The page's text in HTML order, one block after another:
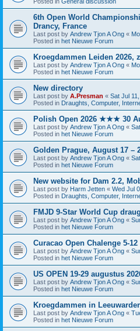
Posted in General discussion
6th Open World
Drancy, France
Last post by Andrew Tjon A Ong «
Posted in het Nieuwe Forum
Kroegdammen Leiden 2026,
Last post by Andrew Tjon A Ong «
Posted in het Nieuwe Forum
New directory
Last post by A.Presman « Sat Jul
Posted in Draughts, Computer,
Polish Open 2026 ★★★ 30
Last post by Andrew Tjon A Ong «
Posted in het Nieuwe Forum
Golden Prague, August 17 –
Last post by Andrew Tjon A Ong «
Posted in het Nieuwe Forum
New website for Dam 2.2,
Last post by Harm Jetten « Wed Jul
Posted in Draughts, Computer,
FMJD 9-Star World Cup
Last post by Andrew Tjon A Ong «
Posted in het Nieuwe Forum
Curacao Open Chalenge 5-
Last post by Andrew Tjon A Ong «
Posted in het Nieuwe Forum
US OPEN 19-29 augustus
Last post by Andrew Tjon A Ong «
Posted in het Nieuwe Forum
Kroegdammen in
Last post by Andrew Tjon A Ong «
Posted in het Nieuwe Forum